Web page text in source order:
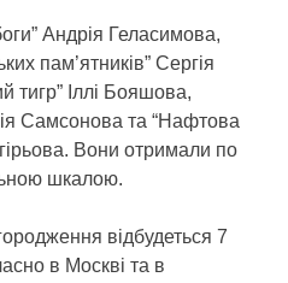
Андрія Геласимова,
пам’ятників” Сергія
тигр” Іллі Бояшова,
Самсонова та “Нафтова
Вони отримали по
шкалою.
відбудеться 7
в Москві та в